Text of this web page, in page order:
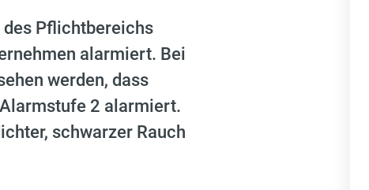
des Pflichtbereichs
alarmiert. Bei
werden, dass
2 alarmiert.
schwarzer Rauch